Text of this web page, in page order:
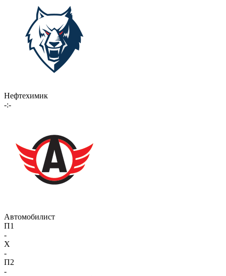
Нефтехимик
-:-
Автомобилист
П1
-
X
-
П2
-